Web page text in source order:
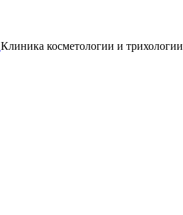
Клиника косметологии и трихологии